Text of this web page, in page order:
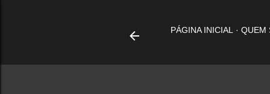
PÁGINA INICIAL QUEM